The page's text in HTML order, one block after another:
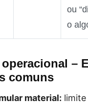
ou
o
–
comuns
material: